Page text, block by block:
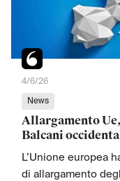
4/6/26
News
Allargamento
Balcani
L’Unione europea
di allargamento